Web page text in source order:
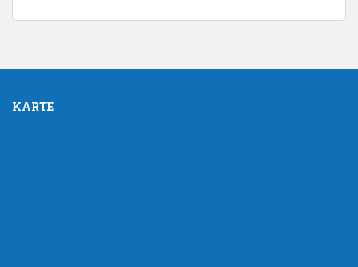
KARTE